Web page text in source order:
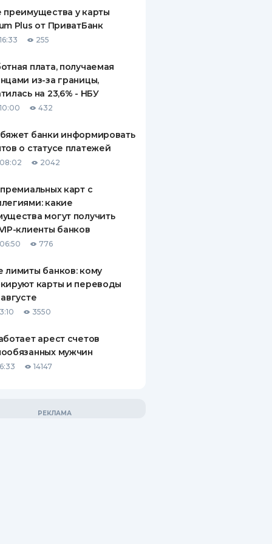
преимущества у карты
Plus от ПриватБанк
255
плата, получаемая
из-за границы,
на 23,6% - НБУ
432
банки информировать
о статусе платежей
2042
карт с
какие
могут получить
клиенты банков
776
лимиты банков: кому
карты и переводы
3550
арест счетов
мужчин
14147